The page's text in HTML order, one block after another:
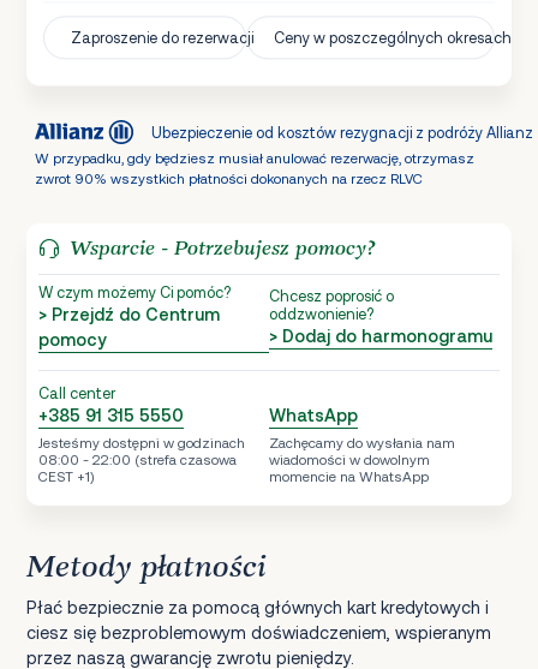
Zaproszenie do rezerwacji Ceny w poszczególnych okresach
Ubezpieczenie od kosztów rezygnacji z podróży Allianz
W przypadku, gdy będziesz musiał anulować rezerwację, otrzymasz
zwrot 90% wszystkich płatności dokonanych na rzecz RLVC
Wsparcie - Potrzebujesz pomocy?
W czym możemy Ci pomóc?
> Przejdź do Centrum
pomocy
Chcesz poprosić o
oddzwonienie?
> Dodaj do harmonogramu
Call center
+385 91 315 5550
Jesteśmy dostępni w godzinach
08:00 - 22:00 (strefa czasowa
CEST +1)
WhatsApp
Zachęcamy do wysłania nam
wiadomości w dowolnym
momencie na WhatsApp
Metody płatności
Płać bezpiecznie za pomocą głównych kart kredytowych i
ciesz się bezproblemowym doświadczeniem, wspieranym
przez naszą gwarancję zwrotu pieniędzy.